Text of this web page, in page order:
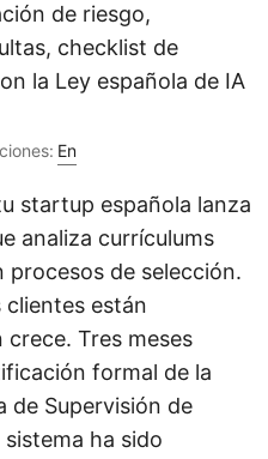
de riesgo,
checklist de
la Ley española de IA
En
startup española lanza
analiza currículums
de selección.
están
Tres meses
formal de la
de Supervisión de
ha sido
Operations Engineering.
proyectos, productos o